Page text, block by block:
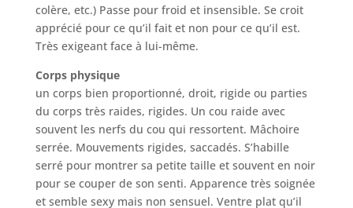
colère, etc.) Passe pour froid et insensible. Se croit
apprécié pour ce qu’il fait et non pour ce qu’il est.
Très exigeant face à lui-même.
Corps physique
un corps bien proportionné, droit, rigide ou parties
du corps très raides, rigides. Un cou raide avec
souvent les nerfs du cou qui ressortent. Mâchoire
serrée. Mouvements rigides, saccadés. S’habille
serré pour montrer sa petite taille et souvent en noir
pour se couper de son senti. Apparence très soignée
et semble sexy mais non sensuel. Ventre plat qu’il